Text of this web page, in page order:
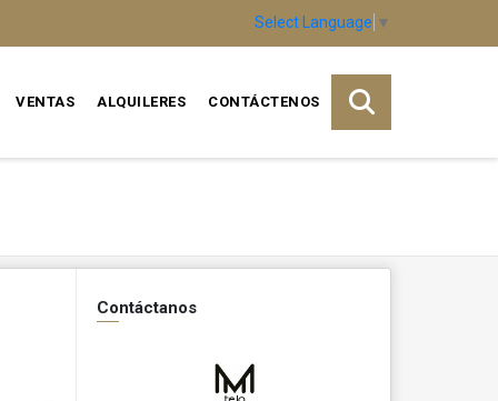
Select Language ▼
VENTAS ALQUILERES CONTÁCTENOS
Contáctanos